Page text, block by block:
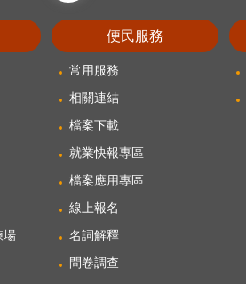
場
便民服務
常用服務
相關連結
檔案下載
就業快報專區
檔案應用專區
線上報名
名詞解釋
問卷調查